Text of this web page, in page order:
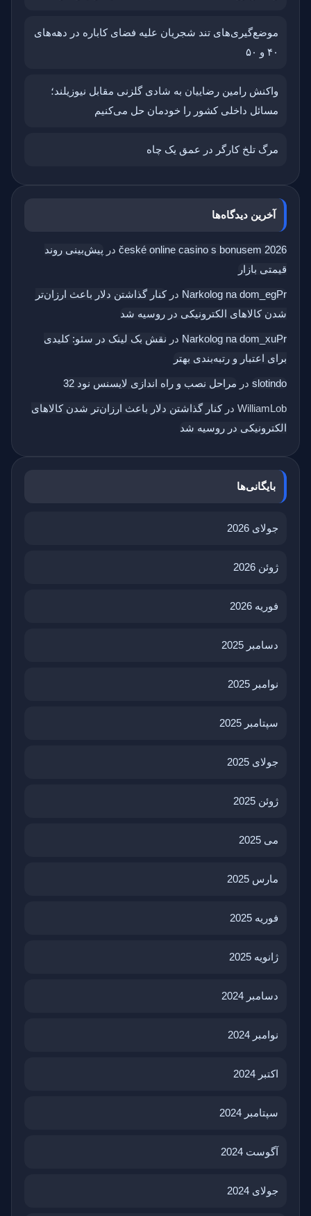
موضع‌گیری‌های تند شجریان علیه فضای کاباره در دهه‌های
۴۰ و ۵۰
واکنش رامین رضاییان به شادی گلزنی مقابل نیوزیلند؛
مسائل داخلی کشور را خودمان حل می‌کنیم
مرگ تلخ کارگر در عمق یک چاه
آخرین دیدگاه‌ها
české online casino s bonusem 2026 در پیش‌بینی روند
قیمتی بازار
Narkolog na dom_egPr درکنار گذاشتن دلار باعث ارزان‌تر
شدن کالاهای الکترونیکی در روسیه شد
Narkolog na dom_xuPr در نقش بک‌ لینک در سئو: کلیدی
برای اعتبار و رتبه‌بندی بهتر
slotindo در مراحل نصب و راه اندازی لایسنس نود 32
WilliamLob درکنار گذاشتن دلار باعث ارزان‌تر شدن کالاهای
الکترونیکی در روسیه شد
بایگانی‌ها
جولای 2026
ژوئن 2026
فوریه 2026
دسامبر 2025
نوامبر 2025
سپتامبر 2025
جولای 2025
ژوئن 2025
می 2025
مارس 2025
فوریه 2025
ژانویه 2025
دسامبر 2024
نوامبر 2024
اکتبر 2024
سپتامبر 2024
آگوست 2024
جولای 2024